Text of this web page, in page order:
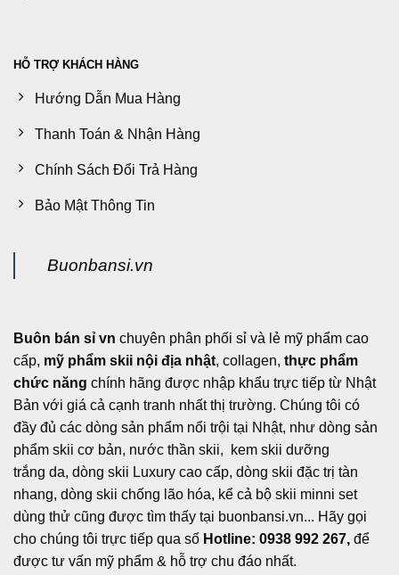
HỖ TRỢ KHÁCH HÀNG
Hướng Dẫn Mua Hàng
Thanh Toán & Nhận Hàng
Chính Sách Đổi Trả Hàng
Bảo Mật Thông Tin
Buonbansi.vn
Buôn bán sỉ vn chuyên phân phối sỉ và lẻ mỹ phẩm cao
cấp, mỹ phẩm skii nội địa nhật, collagen, thực phẩm
chức năng chính hãng được nhập khẩu trực tiếp từ Nhật
Bản với giá cả cạnh tranh nhất thị trường. Chúng tôi có
đầy đủ các dòng sản phẩm nổi trội tại Nhật, như dòng sản
phẩm skii cơ bản, nước thần skii, kem skii dưỡng
trắng da, dòng skii Luxury cao cấp, dòng skii đặc trị tàn
nhang, dòng skii chống lão hóa, kể cả bộ skii minni set
dùng thử cũng được tìm thấy tại buonbansi.vn... Hãy gọi
cho chúng tôi trực tiếp qua số Hotline: 0938 992 267, để
được tư vấn mỹ phẩm & hỗ trợ chu đáo nhất.